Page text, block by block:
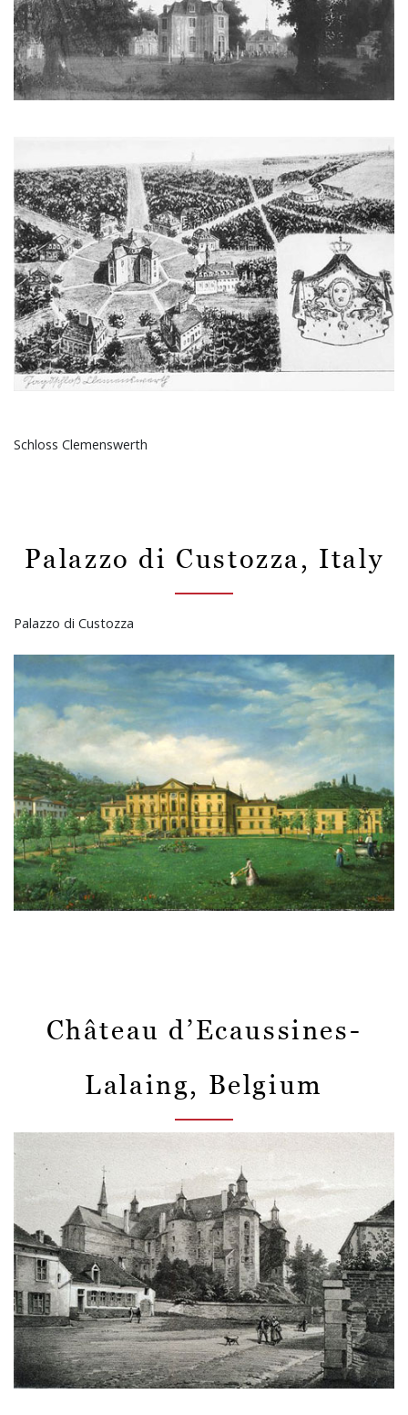
Schloss Clemenswerth
Palazzo di Custozza, Italy
Palazzo di Custozza
Château d’Ecaussines-
Lalaing, Belgium